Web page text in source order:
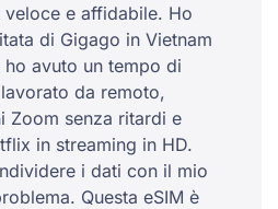
veloce e affidabile. Ho
di Gigago in Vietnam
avuto un tempo di
da remoto,
Zoom senza ritardi e
in streaming in HD.
i dati con il mio
Questa eSIM è